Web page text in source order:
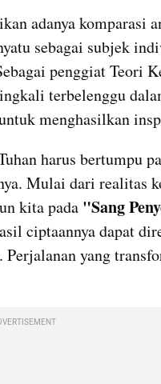
sebagai subjek
penggiat Teori
terbelenggu
menghasilkan
Mulai dari realitas
kita pada "Sang
ciptaannya dapat
Perjalanan yang